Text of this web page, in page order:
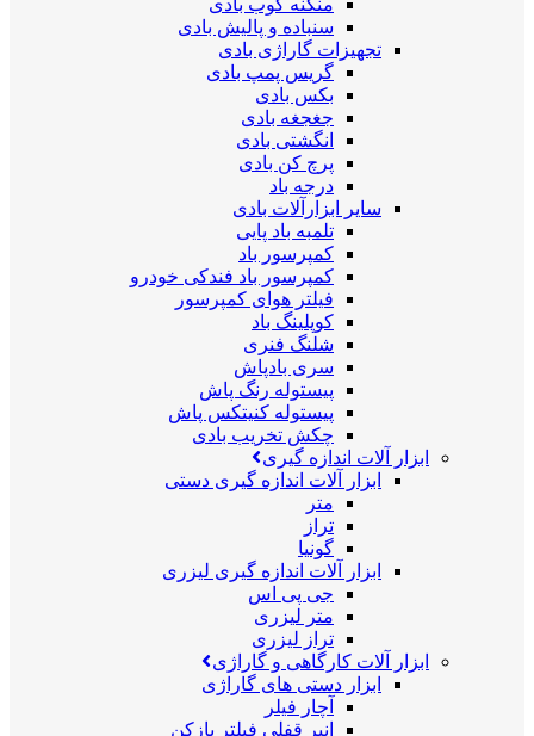
منگنه کوب بادی
سنباده و پالیش بادی
تجهیزات گاراژی بادی
گریس پمپ بادی
بکس بادی
جغجغه بادی
انگشتی بادی
پرچ کن بادی
درجه باد
سایر ابزارآلات بادی
تلمبه باد پایی
کمپرسور باد
کمپرسور باد فندکی خودرو
فیلتر هوای کمپرسور
کوپلینگ باد
شلنگ فنری
سری بادپاش
پیستوله رنگ پاش
پیستوله کنیتکس پاش
چکش تخریب بادی
ابزار آلات اندازه گیری
ابزار آلات اندازه گیری دستی
متر
تراز
گونیا
ابزار آلات اندازه گیری لیزری
جی پی اس
متر لیزری
تراز لیزری
ابزار آلات کارگاهی و گاراژی
ابزار دستی های گاراژی
آچار فیلر
انبر قفلی فیلتر بازکن